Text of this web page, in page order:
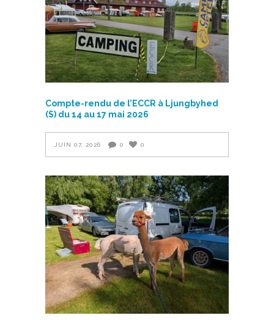
Compte-rendu de l’ECCR à Ljungbyhed
(S) du 14 au 17 mai 2026
JUIN 07, 2026 0 0